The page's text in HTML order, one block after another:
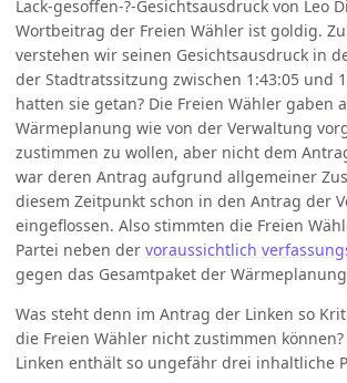
Lack-gesoffen-?-Gesichtsausdruck von Leo
Wortbeitrag der Freien Wähler ist goldig.
verstehen wir seinen Gesichtsausdruck in
der Stadtratssitzung zwischen 1:43:05 und
hatten sie getan? Die Freien Wähler gaben
Wärmeplanung wie von der Verwaltung
zustimmen zu wollen, aber nicht dem
war deren Antrag aufgrund allgemeiner
diesem Zeitpunkt schon in den Antrag der
eingeflossen. Also stimmten die Freien
Partei neben der voraussichtlich
gegen das Gesamtpaket der
Was steht denn im Antrag der Linken so
die Freien Wähler nicht zustimmen
Linken enthält so ungefähr drei inhaltliche